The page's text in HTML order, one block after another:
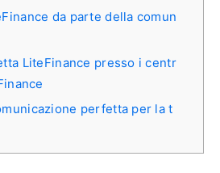
da parte della comun
LiteFinance presso i centr
perfetta per la t